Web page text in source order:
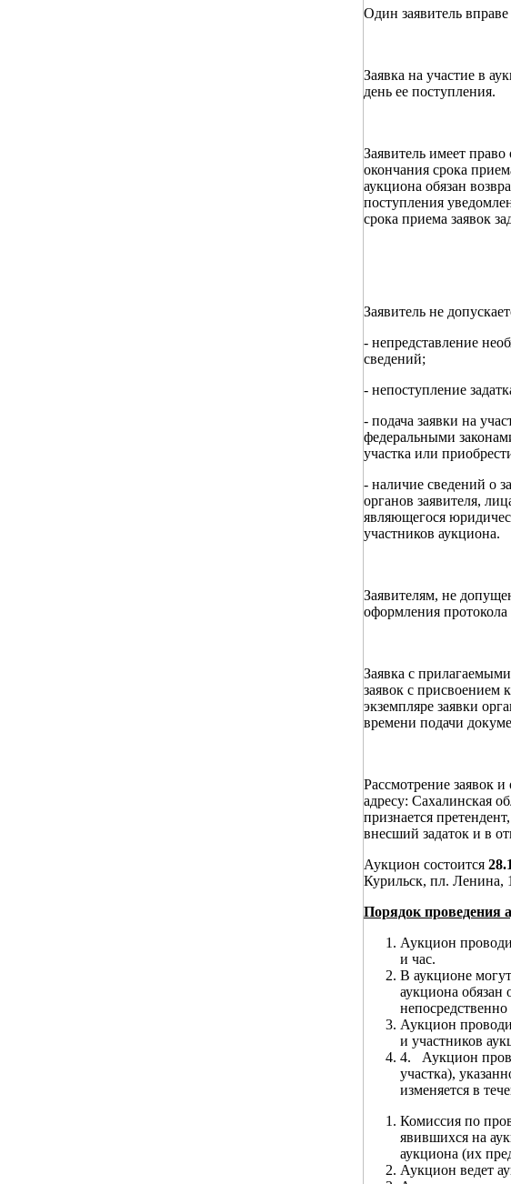
Один заявитель вправе
Заявка на участие в
день ее поступления.
Заявитель имеет
окончания срока
аукциона обязан
поступления
срока приема заявок
Заявитель не
- непредставление
сведений;
- непоступление
- подача заявки на
федеральными
участка или
- наличие сведений о
органов заявителя,
являющегося
участников аукциона.
Заявителям, не
оформления протокола
Заявка с
заявок с присвоением
экземпляре заявки
времени подачи
Рассмотрение заявок
адресу: Сахалинская
признается
внесший задаток и в
Аукцион состоится
Курильск, пл.
Порядок проведения
Аукцион
и час.
В аукционе
аукциона обязан
Аукцион
и участников
4. Аукцион
участка),
изменяется в
Комиссия по
явившихся на
аукциона (их
Аукцион ведет